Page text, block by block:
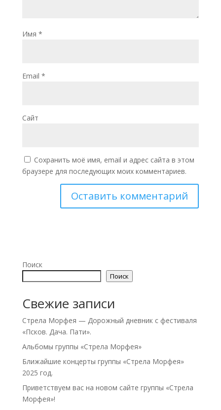
Имя *
Email *
Сайт
Сохранить моё имя, email и адрес сайта в этом
браузере для последующих моих комментариев.
Поиск
Поиск
Свежие записи
Стрела Морфея — Дорожный дневник с фестиваля
«Псков. Дача. Пати».
Альбомы группы «Стрела Морфея»
Ближайшие концерты группы «Стрела Морфея»
2025 год.
Приветствуем вас на новом сайте группы «Стрела
Морфея»!